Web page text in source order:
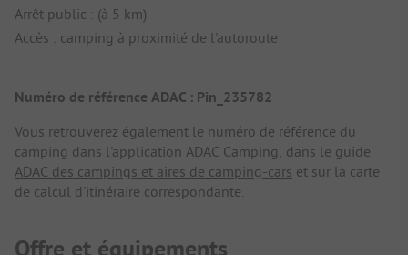
Arrêt public : (à 5 km)
Accès : camping à proximité de l'autoroute
Numéro de référence ADAC : Pin_235782
Vous retrouverez également le numéro de référence du
camping dans l'application ADAC Camping , dans le guide
ADAC des campings et aires de camping-cars et sur la carte
de calcul d'itinéraire correspondante.